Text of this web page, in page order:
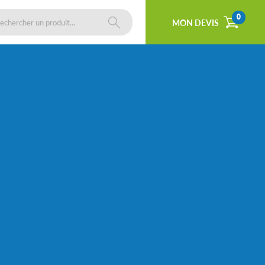
MON DEVIS 0